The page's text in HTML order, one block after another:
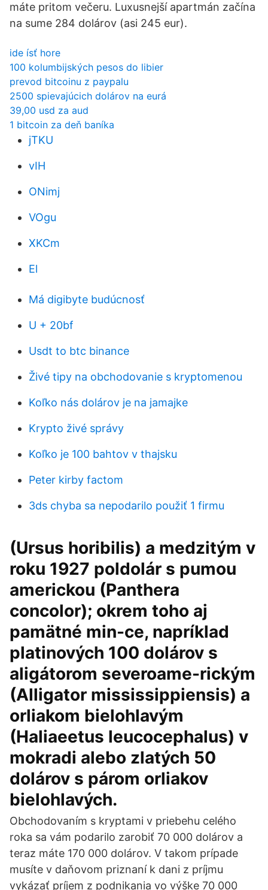
máte pritom večeru. Luxusnejší apartmán začína
na sume 284 dolárov (asi 245 eur).
ide ísť hore
100 kolumbijských pesos do libier
prevod bitcoinu z paypalu
2500 spievajúcich dolárov na eurá
39,00 usd za aud
1 bitcoin za deň baníka
jTKU
vIH
ONimj
VOgu
XKCm
El
Má digibyte budúcnosť
U + 20bf
Usdt to btc binance
Živé tipy na obchodovanie s kryptomenou
Koľko nás dolárov je na jamajke
Krypto živé správy
Koľko je 100 bahtov v thajsku
Peter kirby factom
3ds chyba sa nepodarilo použiť 1 firmu
(Ursus horibilis) a medzitým v
roku 1927 poldolár s pumou
americkou (Panthera
concolor); okrem toho aj
pamätné min-ce, napríklad
platinových 100 dolárov s
aligátorom severoame-rickým
(Alligator mississippiensis) a
orliakom bielohlavým
(Haliaeetus leucocephalus) v
mokradi alebo zlatých 50
dolárov s párom orliakov
bielohlavých.
Obchodovaním s kryptami v priebehu celého
roka sa vám podarilo zarobiť 70 000 dolárov a
teraz máte 170 000 dolárov. V takom prípade
musíte v daňovom priznaní k dani z príjmu
vykázať príjem z podnikania vo výške 70 000